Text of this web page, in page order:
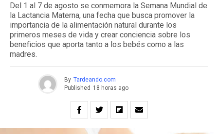
Del 1 al 7 de agosto se conmemora la Semana Mundial de
la Lactancia Materna, una fecha que busca promover la
importancia de la alimentación natural durante los
primeros meses de vida y crear conciencia sobre los
beneficios que aporta tanto a los bebés como a las
madres.
By Tardeando.com
Published 18 horas ago